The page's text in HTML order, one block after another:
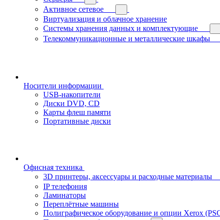
Активное сетевое
Виртуализация и облачное хранение
Системы хранения данных и комплектующие
Телекоммуникационные и металлические шкафы
Носители информации
USB-накопители
Диски DVD, CD
Карты флеш памяти
Портативные диски
Офисная техника
3D принтеры, аксессуары и расходные материалы
IP телефония
Ламинаторы
Переплётные машины
Полиграфическое оборудование и опции Xerox